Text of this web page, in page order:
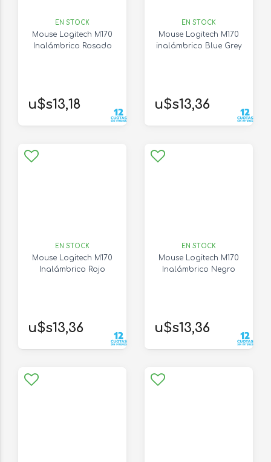
EN STOCK
Mouse Logitech M170
Inalámbrico Rosado
u$s13,18
EN STOCK
Mouse Logitech M170
inalámbrico Blue Grey
u$s13,36
EN STOCK
Mouse Logitech M170
Inalámbrico Rojo
u$s13,36
EN STOCK
Mouse Logitech M170
Inalámbrico Negro
u$s13,36